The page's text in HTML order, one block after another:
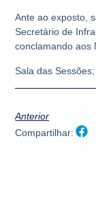
Ante ao exposto,
Secretário de
conclamando aos
Sala das Sessões;
Anterior
Compartilhar: